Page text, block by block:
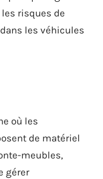
risques de
les véhicules
où les
de matériel
meubles,
gérer